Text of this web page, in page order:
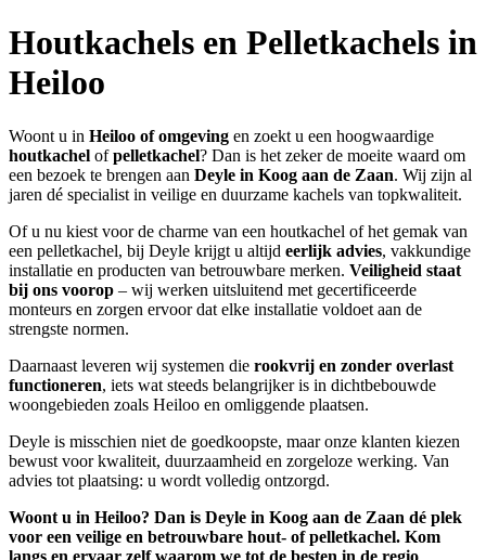
Houtkachels en Pelletkachels in
Heiloo
Woont u in Heiloo of omgeving en zoekt u een hoogwaardige
houtkachel ofpelletkachel? Dan is het zeker de moeite waard om
een bezoek te brengen aan Deyle in Koog aan de Zaan. Wij zijn al
jaren dé specialist in veilige en duurzame kachels van topkwaliteit.
Of u nu kiest voor de charme van een houtkachel of het gemak van
een pelletkachel, bij Deyle krijgt u altijd eerlijk advies, vakkundige
installatie en producten van betrouwbare merken. Veiligheid staat
bij ons voorop – wij werken uitsluitend met gecertificeerde
monteurs en zorgen ervoor dat elke installatie voldoet aan de
strengste normen.
Daarnaast leveren wij systemen die rookvrij en zonder overlast
functioneren, iets wat steeds belangrijker is in dichtbebouwde
woongebieden zoals Heiloo en omliggende plaatsen.
Deyle is misschien niet de goedkoopste, maar onze klanten kiezen
bewust voor kwaliteit, duurzaamheid en zorgeloze werking. Van
advies tot plaatsing: u wordt volledig ontzorgd.
Woont u in Heiloo? Dan is Deyle in Koog aan de Zaan dé plek
voor een veilige en betrouwbare hout- of pelletkachel. Kom
langs en ervaar zelf waarom we tot de besten in de regio